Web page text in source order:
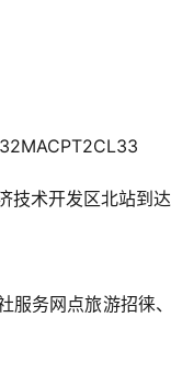
技术开发区北站到
服务网点旅游招徕